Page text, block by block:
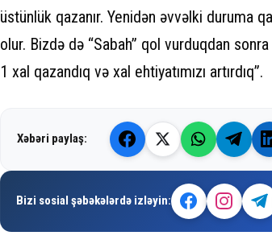
üstünlük qazanır. Yenidən əvvəlki duruma
olur. Bizdə də “Sabah” qol vurduqdan
1 xal qazandıq və xal ehtiyatımızı artırdıq”.
Xəbəri paylaş:
Bizi sosial şəbəkələrdə izləyin: